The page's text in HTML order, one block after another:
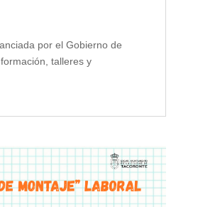
por el Gobierno de
talleres y